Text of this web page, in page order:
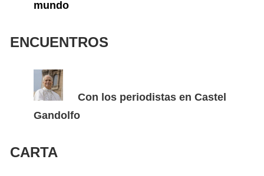
mundo
ENCUENTROS
Con los periodistas en Castel
Gandolfo
CARTA